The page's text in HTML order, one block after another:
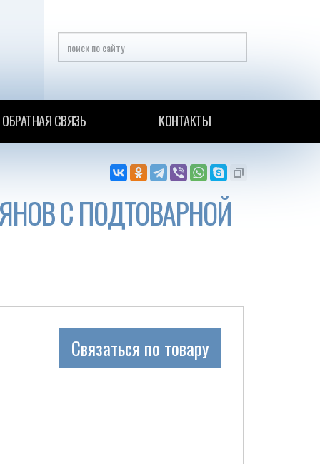
ОБРАТНАЯ СВЯЗЬ КОНТАКТЫ
С ПОДТОВАРНОЙ
Связаться по товару